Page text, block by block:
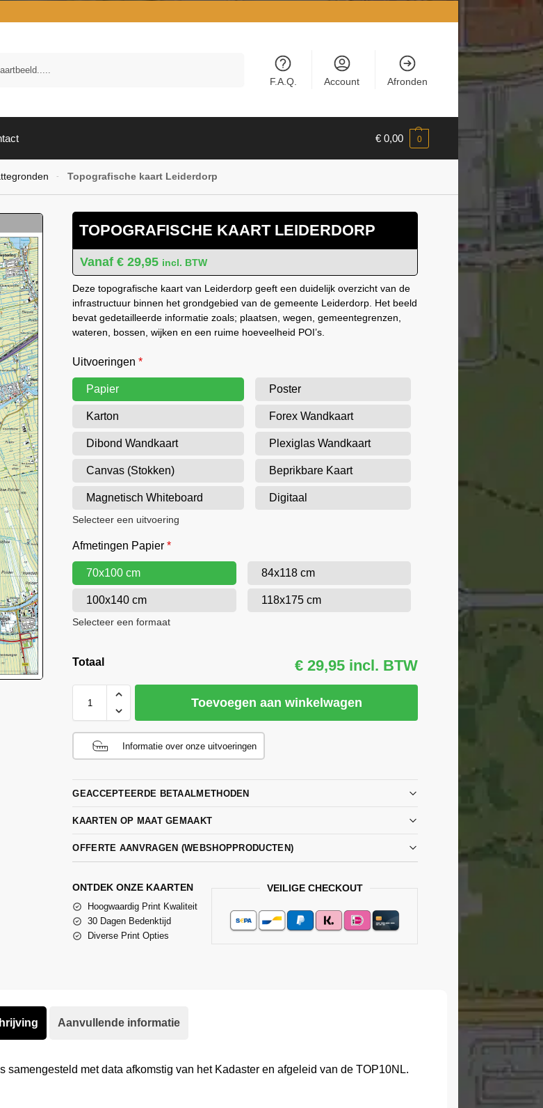
F.A.Q. Account Afronden
€ 0,00 0
- Topografische kaart Leiderdorp
TOPOGRAFISCHE KAART LEIDERDORP
€ 29,95 incl. BTW
Deze topografische kaart van Leiderdorp geeft een duidelijk overzicht van de
infrastructuur binnen het grondgebied van de gemeente Leiderdorp. Het beeld
bevat gedetailleerde informatie zoals; plaatsen, wegen, gemeentegrenzen,
wateren, bossen, wijken en een ruime hoeveelheid POI’s.
Uitvoeringen *
Papier Poster
Karton Forex Wandkaart
Dibond Wandkaart Plexiglas Wandkaart
Canvas (Stokken) Beprikbare Kaart
Magnetisch Whiteboard Digitaal
Selecteer een uitvoering
Afmetingen Papier *
70x100 cm 84x118 cm
100x140 cm 118x175 cm
Selecteer een formaat
Totaal € 29,95 incl. BTW
Toevoegen aan winkelwagen
Informatie over onze uitvoeringen
GEACCEPTEERDE BETAALMETHODEN
KAARTEN OP MAAT GEMAAKT
OFFERTE AANVRAGEN (WEBSHOPPRODUCTEN)
ONTDEK ONZE KAARTEN
Hoogwaardig Print Kwaliteit
30 Dagen Bedenktijd
Diverse Print Opties
VEILIGE CHECKOUT
Aanvullende informatie
samengesteld met data afkomstig van het Kadaster en afgeleid van de TOP10NL.